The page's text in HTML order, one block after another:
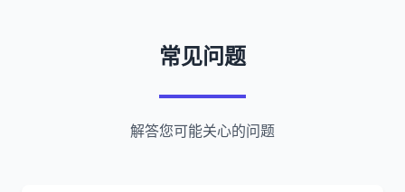
常见问题
解答您可能关心的问题